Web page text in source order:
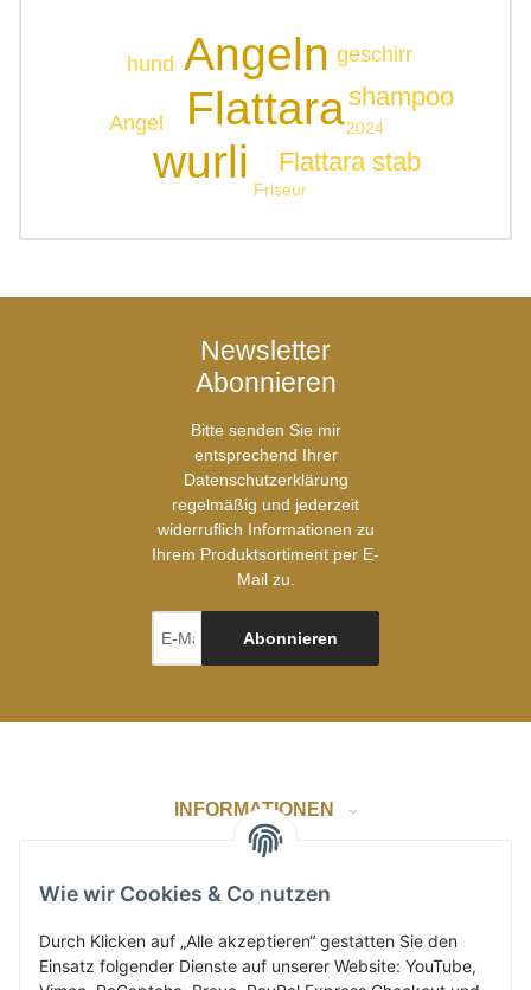
Flattara
Angeln
wurli Flattara stab
shampoo
Angel
hund geschirr
2024
Friseur
Newsletter
Abonnieren
Bitte senden Sie mir
entsprechend Ihrer
Datenschutzerklärung
regelmäßig und jederzeit
widerruflich Informationen zu
Ihrem Produktsortiment per E-
Mail zu.
Abonnieren
INFORMATIONEN
GESETZLICHE INFORMATIONEN
ZAHLUNG & VERSAND
Wie wir Cookies & Co nutzen
Durch Klicken auf „Alle akzeptieren“ gestatten Sie den
Einsatz folgender Dienste auf unserer Website: YouTube,